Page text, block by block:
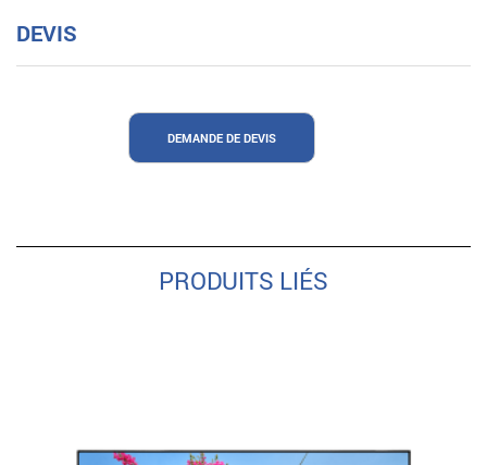
DEVIS
DEMANDE DE DEVIS
PRODUITS LIÉS